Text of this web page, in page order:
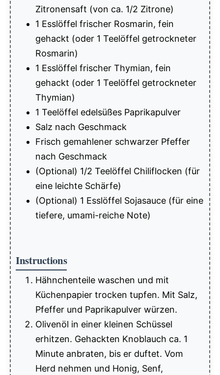
Zitronensaft (von ca. 1/2 Zitrone)
1 Esslöffel frischer Rosmarin, fein
gehackt (oder 1 Teelöffel getrockneter
Rosmarin)
1 Esslöffel frischer Thymian, fein
gehackt (oder 1 Teelöffel getrockneter
Thymian)
1 Teelöffel edelsüßes Paprikapulver
Salz nach Geschmack
Frisch gemahlener schwarzer Pfeffer
nach Geschmack
(Optional) 1/2 Teelöffel Chiliflocken (für
eine leichte Schärfe)
(Optional) 1 Esslöffel Sojasauce (für eine
tiefere, umami-reiche Note)
Instructions
Hähnchenteile waschen und mit
Küchenpapier trocken tupfen. Mit Salz,
Pfeffer und Paprikapulver würzen.
Olivenöl in einer kleinen Schüssel
erhitzen. Gehackten Knoblauch ca. 1
Minute anbraten, bis er duftet. Vom
Herd nehmen und Honig, Senf,